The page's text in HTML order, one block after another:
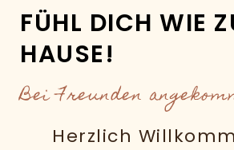
FÜHL DICH WIE
HAUSE!
Bei Freunden
Herzlich